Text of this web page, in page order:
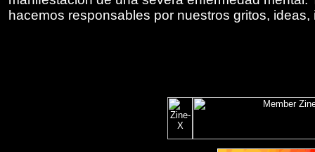
hacemos responsables por nuestros gritos,